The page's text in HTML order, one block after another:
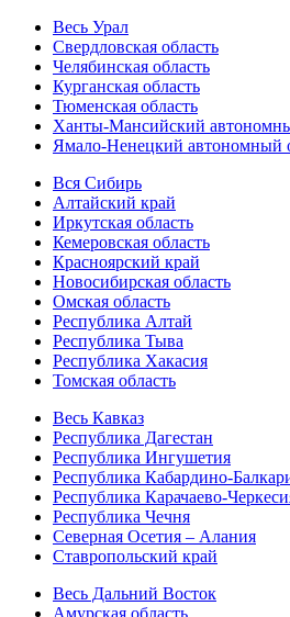
Весь Урал
Свердловская область
Челябинская область
Курганская область
Тюменская область
Ханты-Мансийский
Ямало-Ненецкий автономный
Вся Сибирь
Алтайский край
Иркутская область
Кемеровская область
Красноярский край
Новосибирская область
Омская область
Республика Алтай
Республика Тыва
Республика Хакасия
Томская область
Весь Кавказ
Республика Дагестан
Республика Ингушетия
Республика Кабардино-
Республика Карачаево-
Республика Чечня
Северная Осетия – Алания
Ставропольский край
Весь Дальний Восток
Амурская область